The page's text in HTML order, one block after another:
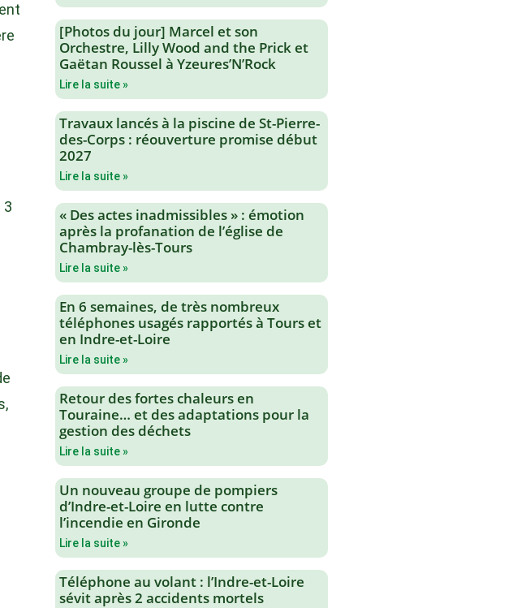
3
[Photos du jour] Marcel et son
Orchestre, Lilly Wood and the Prick et
Gaëtan Roussel à Yzeures’N’Rock
Lire la suite »
Travaux lancés à la piscine de St-Pierre-
des-Corps : réouverture promise début
2027
Lire la suite »
« Des actes inadmissibles » : émotion
après la profanation de l’église de
Chambray-lès-Tours
Lire la suite »
En 6 semaines, de très nombreux
téléphones usagés rapportés à Tours et
en Indre-et-Loire
Lire la suite »
Retour des fortes chaleurs en
Touraine… et des adaptations pour la
gestion des déchets
Lire la suite »
Un nouveau groupe de pompiers
d’Indre-et-Loire en lutte contre
l’incendie en Gironde
Lire la suite »
Téléphone au volant : l’Indre-et-Loire
sévit après 2 accidents mortels